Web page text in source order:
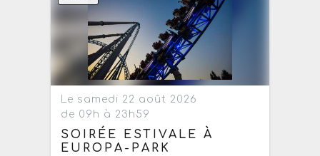
Le samedi 22 août 2026
de 09h à 23h59
SOIRÉE ESTIVALE À
EUROPA-PARK